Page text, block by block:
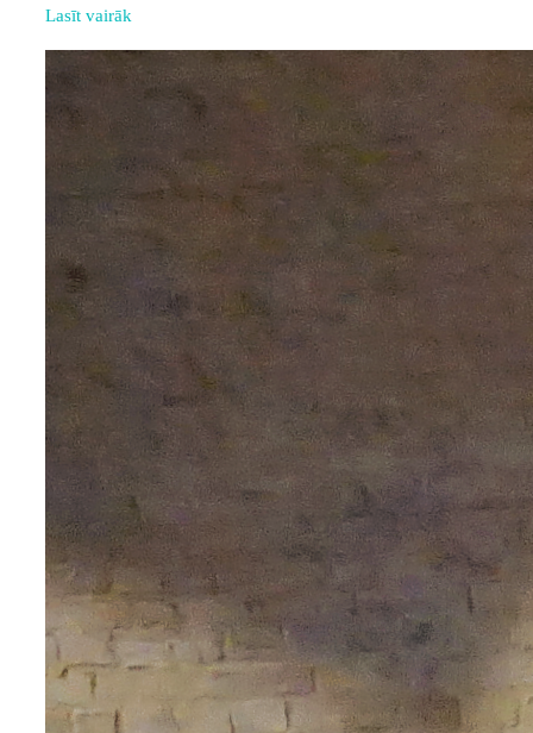
Lasīt vairāk